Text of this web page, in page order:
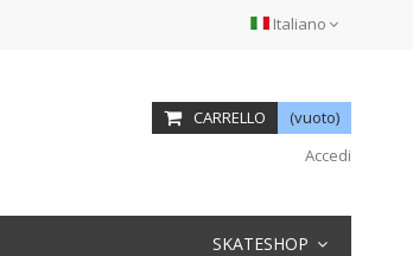
Italiano
CARRELLO
(vuoto)
Accedi
SKATESHOP